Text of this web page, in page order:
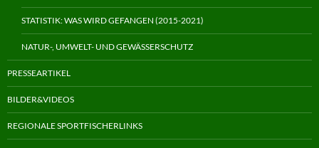
STATISTIK: WAS WIRD GEFANGEN (2015-2021)
NATUR-, UMWELT- UND GEWÄSSERSCHUTZ
PRESSEARTIKEL
BILDER&VIDEOS
REGIONALE SPORTFISCHERLINKS